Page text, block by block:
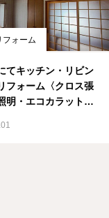
フォーム
てキッチン・リビン
フォーム〈クロス張
明・エコカラット施